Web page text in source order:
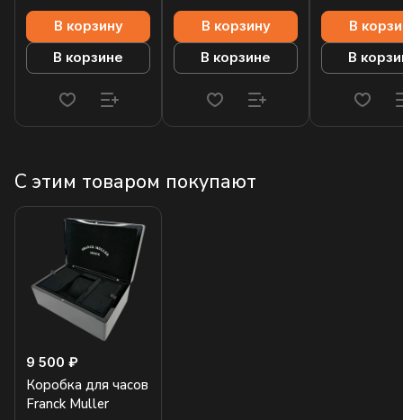
В корзину
В корзине
В корзину
В корзине
В
В
С этим товаром покупают
9 500 ₽
Коробка для часов
Franck Muller